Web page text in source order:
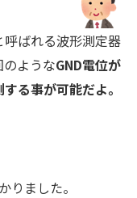
ばれる波形測定器
ようなGND電位が
る事が可能だよ。
ました。